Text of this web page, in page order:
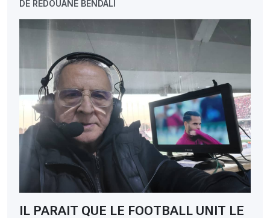
DE REDOUANE BENDALI
IL PARAIT QUE LE FOOTBALL UNIT LE